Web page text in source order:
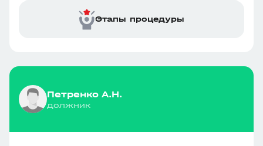
Этапы процедуры
Петренко А.Н.
должник